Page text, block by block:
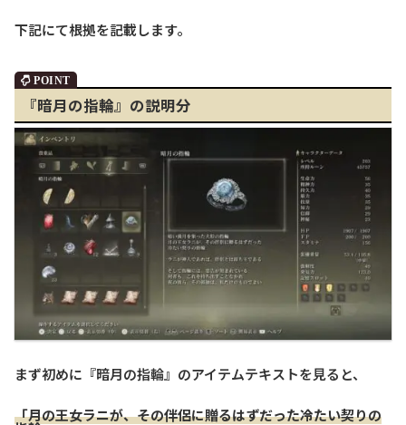
下記にて根拠を記載します。
『暗月の指輪』の説明分
まず初めに『暗月の指輪』のアイテムテキストを見ると、
「月の王女ラニが、その伴侶に贈るはずだった冷たい契りの